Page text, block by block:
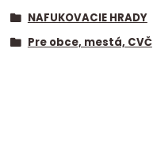
NAFUKOVACIE HRADY
Pre obce, mestá, CVČ